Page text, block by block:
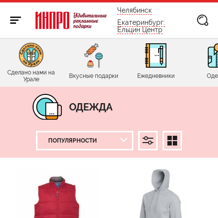
бесплатно по России
Челябинск
Екатеринбург:
Ельцин Центр
Сделано нами на
Урале
Вкусные подарки Ежедневники
ОДЕЖДА